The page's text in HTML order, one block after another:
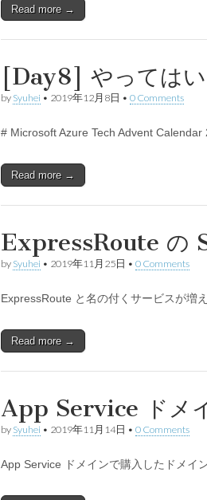
Read more →
[Day8] やっては
by Syuhei • 2019年12月8日 • 0 Comments
# Microsoft Azure Tech Advent Calendar
Read more →
ExpressRoute の
by Syuhei • 2019年11月25日 • 0 Comments
ExpressRoute と名の付くサービスが増
Read more →
App Service ドメ
by Syuhei • 2019年11月14日 • 0 Comments
App Service ドメインで購入したドメイ